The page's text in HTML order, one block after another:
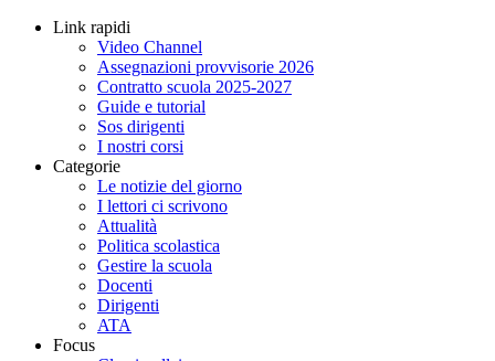
Link rapidi
Video Channel
Assegnazioni provvisorie 2026
Contratto scuola 2025-2027
Guide e tutorial
Sos dirigenti
I nostri corsi
Categorie
Le notizie del giorno
I lettori ci scrivono
Attualità
Politica scolastica
Gestire la scuola
Docenti
Dirigenti
ATA
Focus